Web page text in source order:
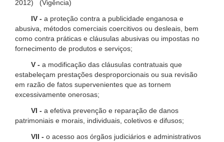
2012) (Vigência)
IV - a proteção contra a publicidade enganosa e
abusiva, métodos comerciais coercitivos ou desleais, bem
como contra práticas e cláusulas abusivas ou impostas no
fornecimento de produtos e serviços;
V - a modificação das cláusulas contratuais que
estabeleçam prestações desproporcionais ou sua revisão
em razão de fatos supervenientes que as tornem
excessivamente onerosas;
VI - a efetiva prevenção e reparação de danos
patrimoniais e morais, individuais, coletivos e difusos;
VII - o acesso aos órgãos judiciários e administrativos